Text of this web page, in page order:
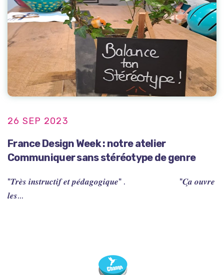
26 SEP 2023
France Design Week : notre atelier
Communiquer sans stéréotype de genre
"𝑻𝒓𝒆̀𝒔 𝒊𝒏𝒔𝒕𝒓𝒖𝒄𝒕𝒊𝒇 𝒆𝒕 𝒑𝒆́𝒅𝒂𝒈𝒐𝒈𝒊𝒒𝒖𝒆" . "𝑪̧𝒂 𝒐𝒖𝒗𝒓𝒆
𝒍𝒆𝒔...